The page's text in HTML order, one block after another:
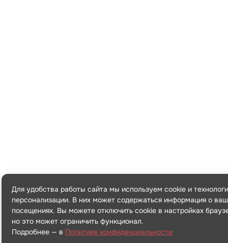
Для удобства работы сайта мы используем cookie и
персонализации. В них может содержаться информация о
посещениях. Вы можете отключить cookie в настройках
но это может ограничить функционал.
Подробнее — в Политике конфиденциальности